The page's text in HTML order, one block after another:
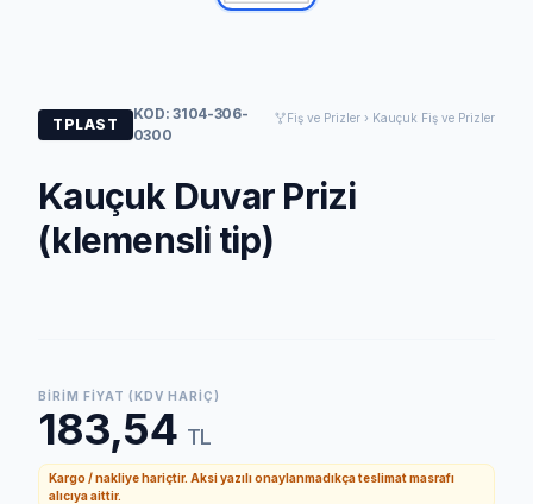
TPLAST
KOD: 3104-306-
0300
Fiş ve Prizler › Kauçuk Fiş ve Prizler
Kauçuk Duvar Prizi
(klemensli tip)
BIRIM FIYAT (KDV HARIÇ)
183,54 TL
Kargo / nakliye hariçtir. Aksi yazılı onaylanmadıkça teslimat masrafı
alıcıya aittir.